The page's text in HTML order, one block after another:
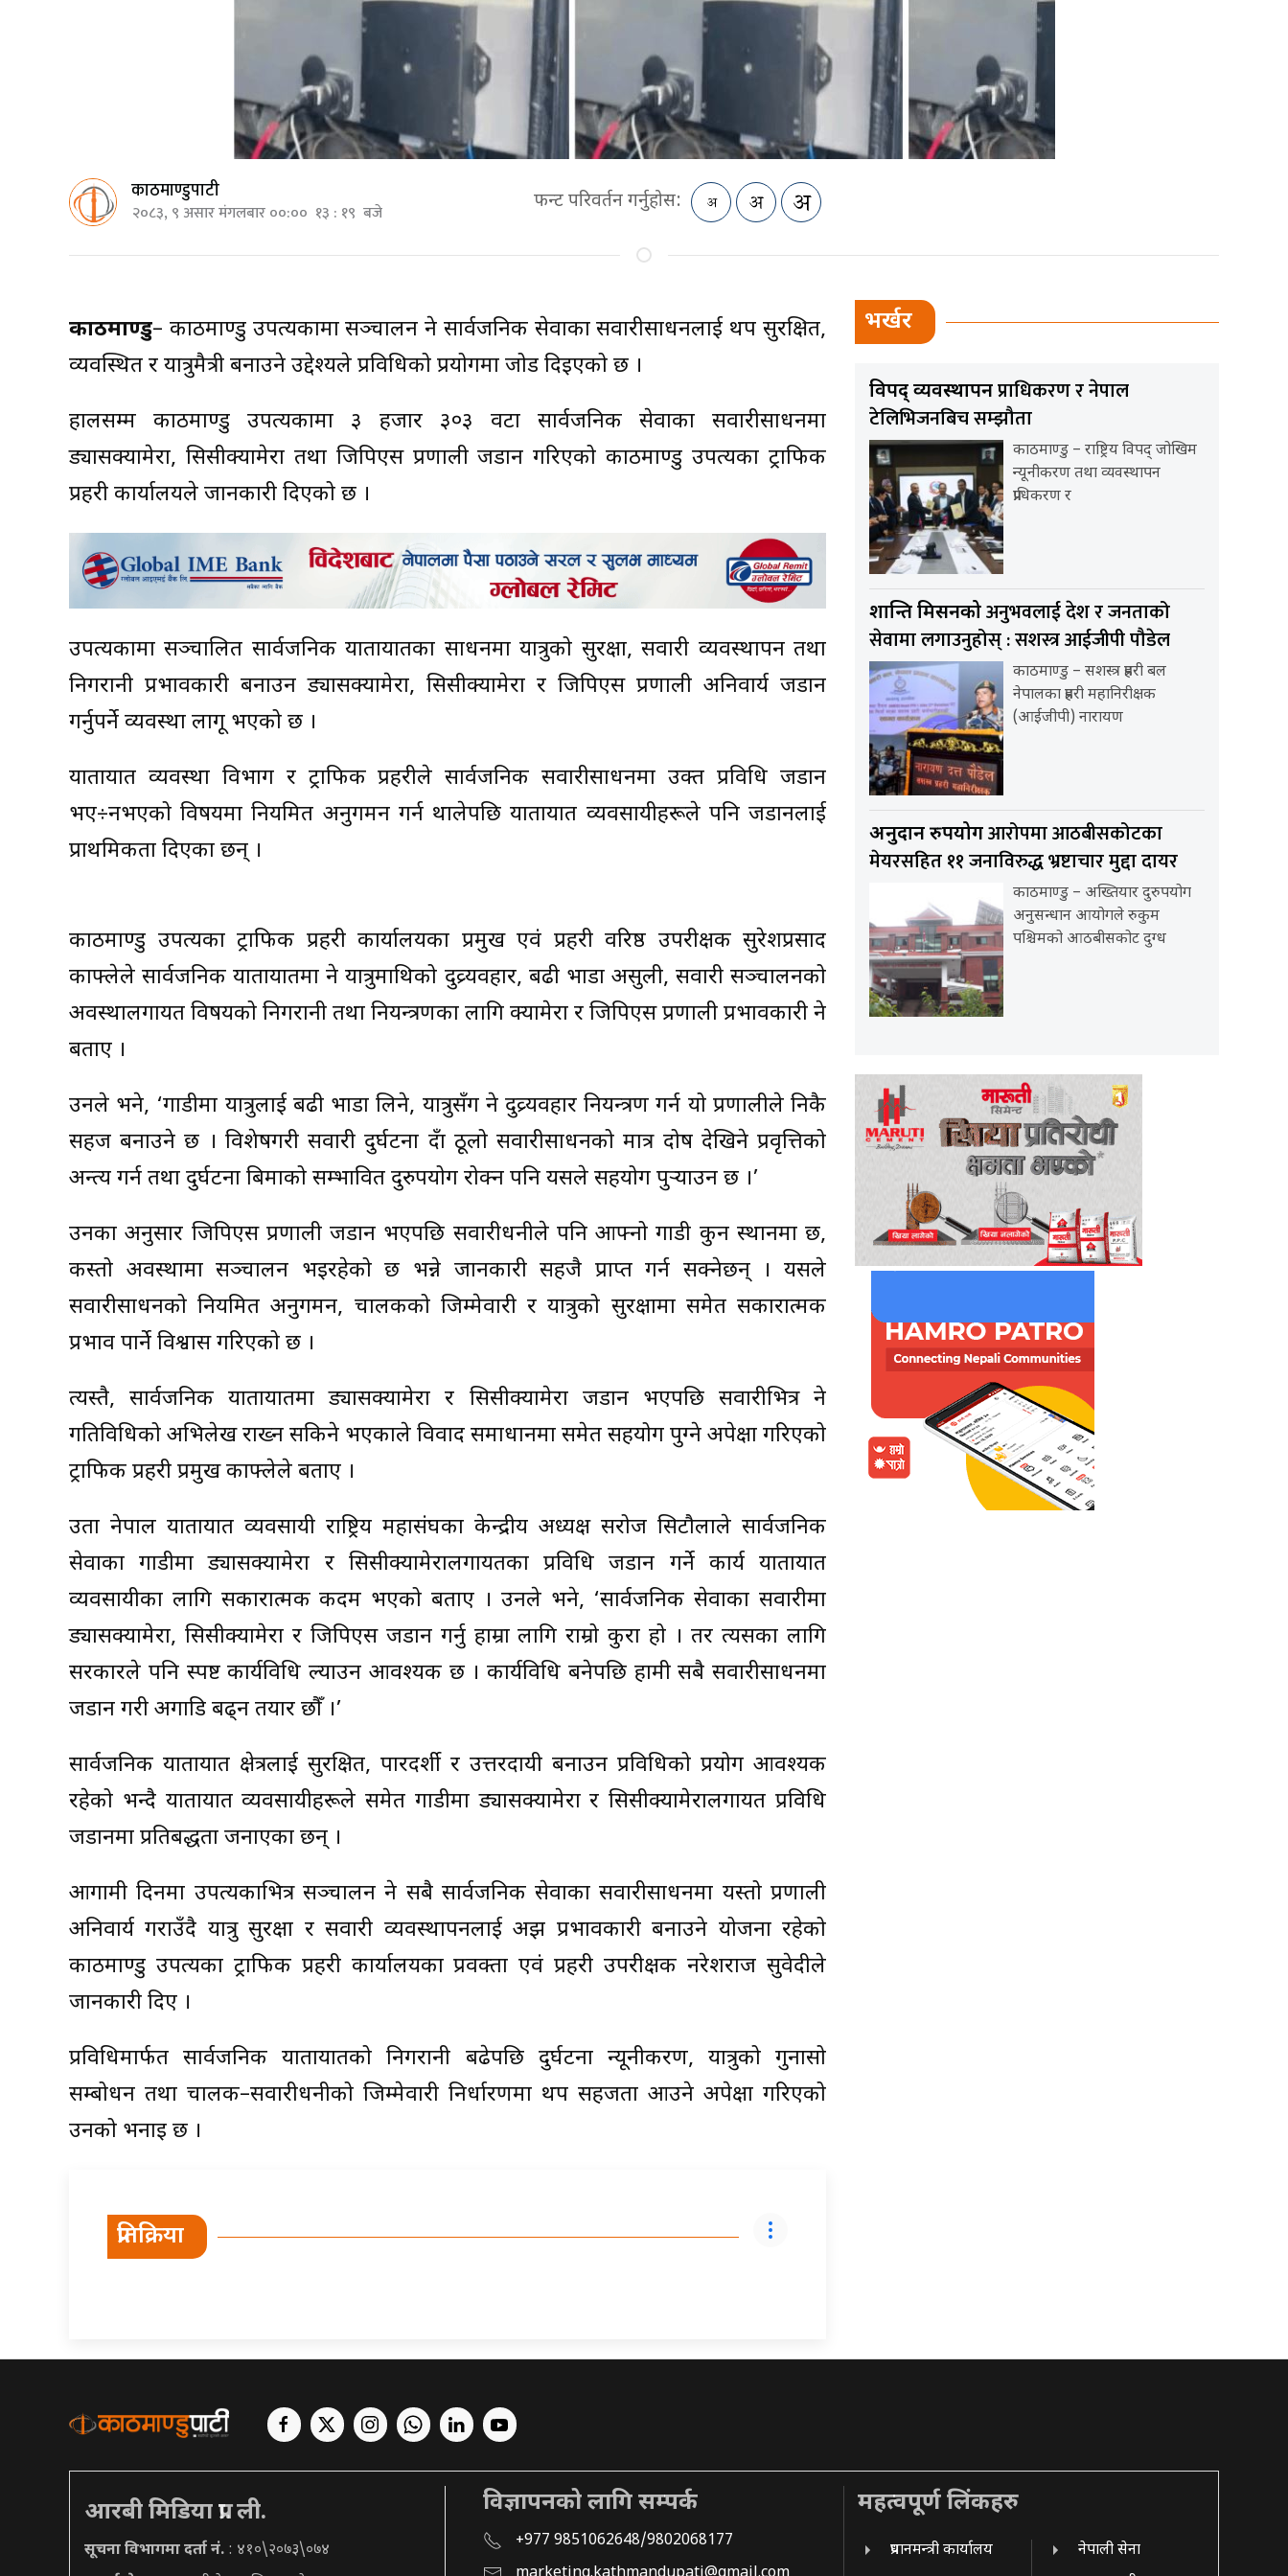
काठमाण्डुपाटी
२०८३, ९ असार मंगलबार ००:०० १३ : १९ बजे फन्ट परिवर्तन गर्नुहोस:
काठमाण्डु– काठमाण्डु उपत्यकामा सञ्चालन हुने सार्वजनिक सेवाका सवारीसाधनलाई थप सुरक्षित,
व्यवस्थित र यात्रुमैत्री बनाउने उद्देश्यले प्रविधिको प्रयोगमा जोड दिइएको छ ।
हालसम्म काठमाण्डु उपत्यकामा ३ हजार ३०३ वटा सार्वजनिक सेवाका सवारीसाधनमा
ड्यासक्यामेरा, सिसीक्यामेरा तथा जिपिएस प्रणाली जडान गरिएको काठमाण्डु उपत्यका ट्राफिक
प्रहरी कार्यालयले जानकारी दिएको छ ।
उपत्यकामा सञ्चालित सार्वजनिक यातायातका साधनमा यात्रुको सुरक्षा, सवारी व्यवस्थापन तथा
निगरानी प्रभावकारी बनाउन ड्यासक्यामेरा, सिसीक्यामेरा र जिपिएस प्रणाली अनिवार्य जडान
गर्नुपर्ने व्यवस्था लागू भएको छ ।
यातायात व्यवस्था विभाग र ट्राफिक प्रहरीले सार्वजनिक सवारीसाधनमा उक्त प्रविधि जडान
भए÷नभएको विषयमा नियमित अनुगमन गर्न थालेपछि यातायात व्यवसायीहरूले पनि जडानलाई
प्राथमिकता दिएका छन् ।
काठमाण्डु उपत्यका ट्राफिक प्रहरी कार्यालयका प्रमुख एवं प्रहरी वरिष्ठ उपरीक्षक सुरेशप्रसाद
काफ्लेले सार्वजनिक यातायातमा हुने यात्रुमाथिको दुव्र्यवहार, बढी भाडा असुली, सवारी सञ्चालनको
अवस्थालगायत विषयको निगरानी तथा नियन्त्रणका लागि क्यामेरा र जिपिएस प्रणाली प्रभावकारी हुने
बताए ।
उनले भने, ‘गाडीमा यात्रुलाई बढी भाडा लिने, यात्रुसँग हुने दुव्र्यवहार नियन्त्रण गर्न यो प्रणालीले निकै
सहज बनाउने छ । विशेषगरी सवारी दुर्घटना हुँदा ठूलो सवारीसाधनको मात्र दोष देखिने प्रवृत्तिको
अन्त्य गर्न तथा दुर्घटना बिमाको सम्भावित दुरुपयोग रोक्न पनि यसले सहयोग पुर्‍याउन छ ।’
उनका अनुसार जिपिएस प्रणाली जडान भएपछि सवारीधनीले पनि आफ्नो गाडी कुन स्थानमा छ,
कस्तो अवस्थामा सञ्चालन भइरहेको छ भन्ने जानकारी सहजै प्राप्त गर्न सक्नेछन् । यसले
सवारीसाधनको नियमित अनुगमन, चालकको जिम्मेवारी र यात्रुको सुरक्षामा समेत सकारात्मक
प्रभाव पार्ने विश्वास गरिएको छ ।
त्यस्तै, सार्वजनिक यातायातमा ड्यासक्यामेरा र सिसीक्यामेरा जडान भएपछि सवारीभित्र हुने
गतिविधिको अभिलेख राख्न सकिने भएकाले विवाद समाधानमा समेत सहयोग पुग्ने अपेक्षा गरिएको
ट्राफिक प्रहरी प्रमुख काफ्लेले बताए ।
उता नेपाल यातायात व्यवसायी राष्ट्रिय महासंघका केन्द्रीय अध्यक्ष सरोज सिटौलाले सार्वजनिक
सेवाका गाडीमा ड्यासक्यामेरा र सिसीक्यामेरालगायतका प्रविधि जडान गर्ने कार्य यातायात
व्यवसायीका लागि सकारात्मक कदम भएको बताए । उनले भने, ‘सार्वजनिक सेवाका सवारीमा
ड्यासक्यामेरा, सिसीक्यामेरा र जिपिएस जडान गर्नु हाम्रा लागि राम्रो कुरा हो । तर त्यसका लागि
सरकारले पनि स्पष्ट कार्यविधि ल्याउन आवश्यक छ । कार्यविधि बनेपछि हामी सबै सवारीसाधनमा
जडान गरी अगाडि बढ्न तयार छौँ ।’
सार्वजनिक यातायात क्षेत्रलाई सुरक्षित, पारदर्शी र उत्तरदायी बनाउन प्रविधिको प्रयोग आवश्यक
रहेको भन्दै यातायात व्यवसायीहरूले समेत गाडीमा ड्यासक्यामेरा र सिसीक्यामेरालगायत प्रविधि
जडानमा प्रतिबद्धता जनाएका छन् ।
आगामी दिनमा उपत्यकाभित्र सञ्चालन हुने सबै सार्वजनिक सेवाका सवारीसाधनमा यस्तो प्रणाली
अनिवार्य गराउँदै यात्रु सुरक्षा र सवारी व्यवस्थापनलाई अझ प्रभावकारी बनाउने योजना रहेको
काठमाण्डु उपत्यका ट्राफिक प्रहरी कार्यालयका प्रवक्ता एवं प्रहरी उपरीक्षक नरेशराज सुवेदीले
जानकारी दिए ।
प्रविधिमार्फत सार्वजनिक यातायातको निगरानी बढेपछि दुर्घटना न्यूनीकरण, यात्रुको गुनासो
सम्बोधन तथा चालक–सवारीधनीको जिम्मेवारी निर्धारणमा थप सहजता आउने अपेक्षा गरिएको
उनको भनाइ छ ।
प्रतिक्रिया
भर्खर
विपद् व्यवस्थापनप्राधिकरण र नेपाल
टेलिभिजनबिच सम्झौता
काठमाण्डु – राष्ट्रिय विपद् जोखिम
न्यूनीकरण तथा व्यवस्थापन
प्राधिकरण र
शान्ति मिसनकोअनुभवलाई देश र जनताको
सेवामा लगाउनुहोस् : सशस्त्र आईजीपी पौडेल
काठमाण्डु – सशस्त्र प्रहरी बल
नेपालका प्रहरी महानिरीक्षक
(आईजीपी) नारायण
अनुदान दुरुपयोगआरोपमा आठबीसकोटका
मेयरसहित ११ जनाविरुद्ध भ्रष्टाचार मुद्दा दायर
काठमाण्डु – अख्तियार दुरुपयोग
अनुसन्धान आयोगले रुकुम
पश्चिमको आठबीसकोट दुग्ध
आरबी मिडिया प्रा. ली.
सूचना विभागमा दर्ता नं. : ४१०\२०७३\०७४
विज्ञापनको लागि सम्पर्क
+977 9851062648/9802068177
महत्वपूर्ण लिंकहरु
प्रधानमन्त्री कार्यालय
नेपाली सेना